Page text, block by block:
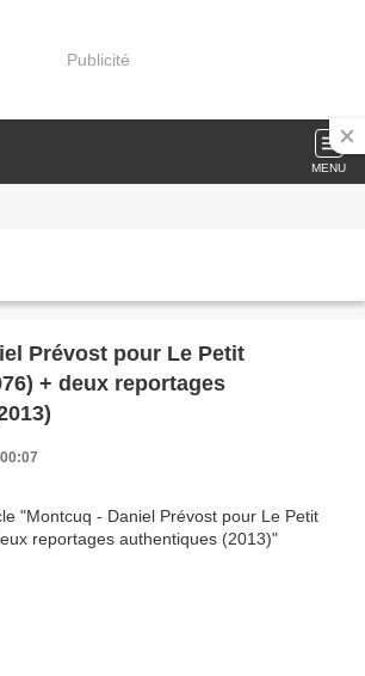
Publicité
MENU
Prévost pour Le Petit
+ deux reportages